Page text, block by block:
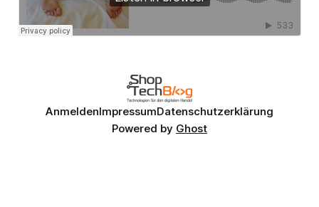
AnmeldenImpressumDatenschutzerklärung
Powered by Ghost